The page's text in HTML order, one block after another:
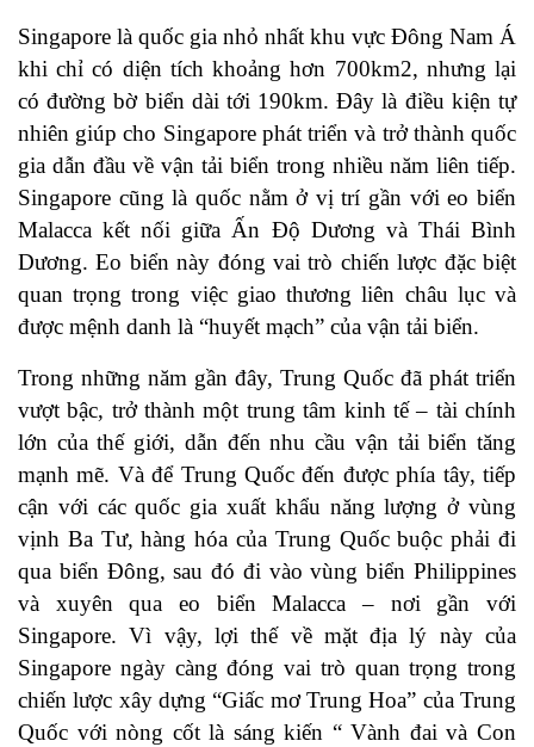
Singapore là quốc gia nhỏ nhất khu vực Đông Nam Á
khi chỉ có diện tích khoảng hơn 700km2, nhưng lại
có đường bờ biển dài tới 190km. Đây là điều kiện tự
nhiên giúp cho Singapore phát triển và trở thành quốc
gia dẫn đầu về vận tải biển trong nhiều năm liên tiếp.
Singapore cũng là quốc nằm ở vị trí gần với eo biển
Malacca kết nối giữa Ấn Độ Dương và Thái Bình
Dương. Eo biển này đóng vai trò chiến lược đặc biệt
quan trọng trong việc giao thương liên châu lục và
được mệnh danh là “huyết mạch” của vận tải biển.
Trong những năm gần đây, Trung Quốc đã phát triển
vượt bậc, trở thành một trung tâm kinh tế – tài chính
lớn của thế giới, dẫn đến nhu cầu vận tải biển tăng
mạnh mẽ. Và để Trung Quốc đến được phía tây, tiếp
cận với các quốc gia xuất khẩu năng lượng ở vùng
vịnh Ba Tư, hàng hóa của Trung Quốc buộc phải đi
qua biển Đông, sau đó đi vào vùng biển Philippines
và xuyên qua eo biển Malacca – nơi gần với
Singapore. Vì vậy, lợi thế về mặt địa lý này của
Singapore ngày càng đóng vai trò quan trọng trong
chiến lược xây dựng “Giấc mơ Trung Hoa” của Trung
Quốc với nòng cốt là sáng kiến “ Vành đai và Con